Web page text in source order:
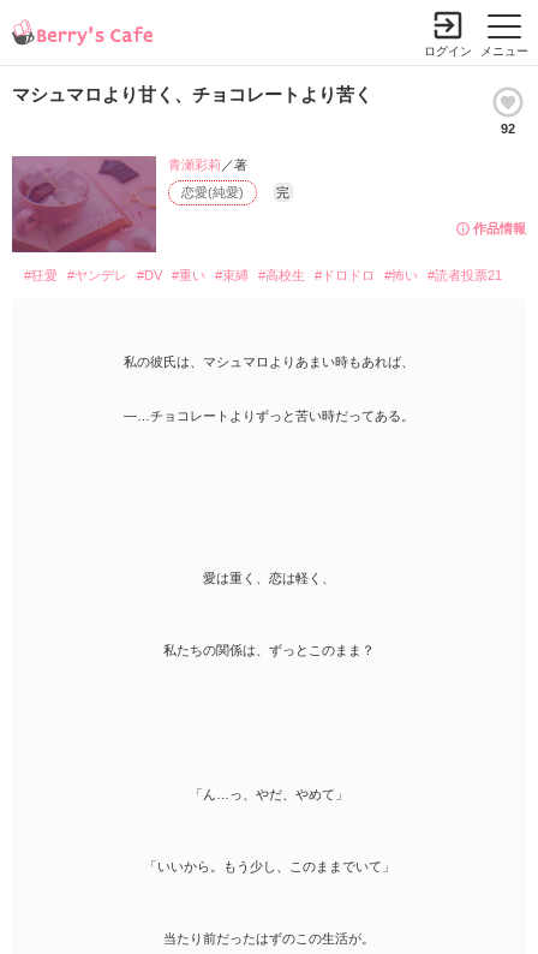
メニュー
ログイン
マシュマロより甘く、チョコレートより苦く
92
作品情報
恋愛(純愛) 完
青瀬彩莉 ／著
#狂愛 #ヤンデレ #DV #重い #束縛 #高校生 #ドロドロ #怖い #読者投票21
私の彼氏は、マシュマロよりあまい時もあれば、
―…チョコレートよりずっと苦い時だってある。
愛は重く、恋は軽く、
私たちの関係は、ずっとこのまま？
「ん…っ、やだ、やめて」
「いいから。もう少し、このままでいて」
当たり前だったはずのこの生活が。